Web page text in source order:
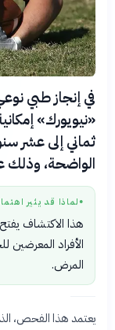
في إنجاز طبي
«نيويورك»
ثماني إلى عشر
الواضحة،
● لماذا قد يثير
هذا الاكتشاف
الأفراد المعرضين
المرض.